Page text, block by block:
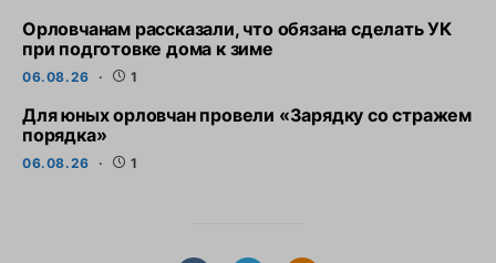
Орловчанам рассказали, что обязана сделать УК
при подготовке дома к зиме
06.08.26 1
Для юных орловчан провели «Зарядку со стражем
порядка»
06.08.26 1